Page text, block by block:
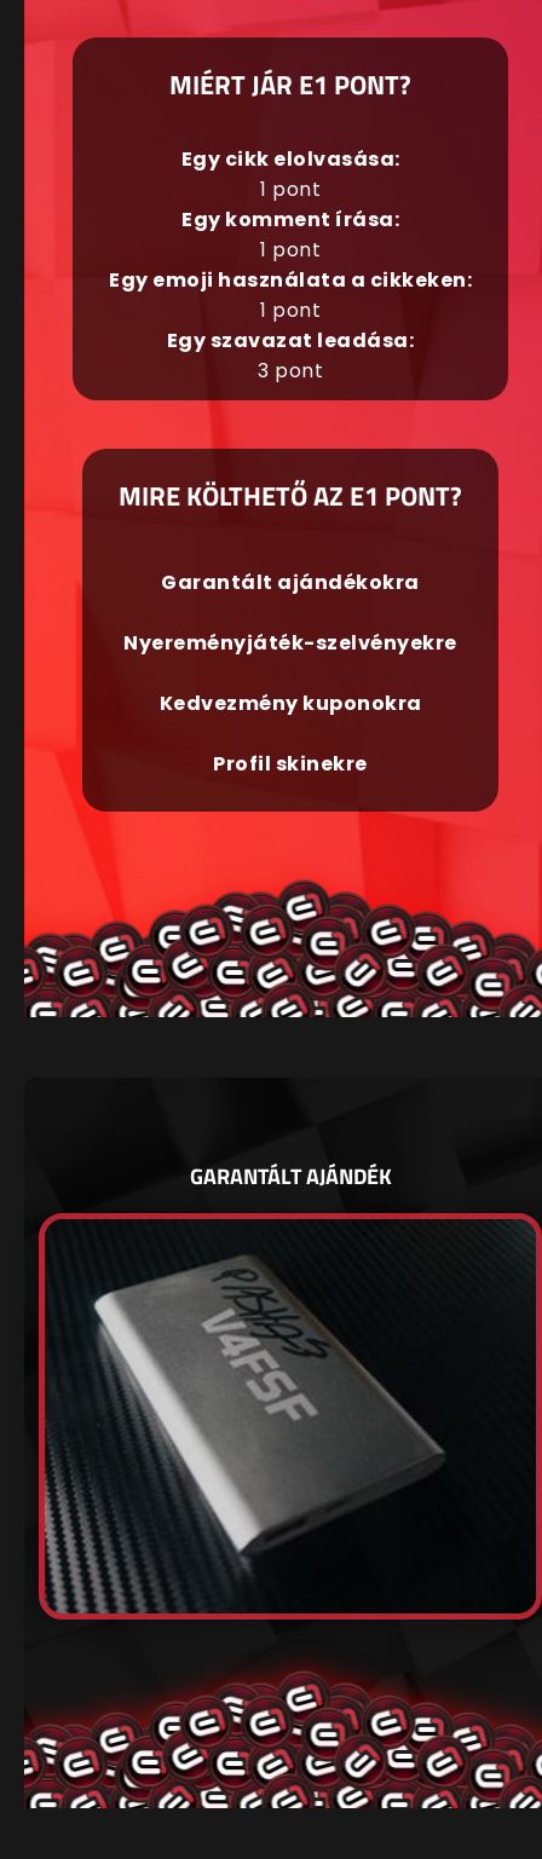
MIÉRT JÁR E1 PONT?
Egy cikk elolvasása:
1 pont
Egy komment írása:
1 pont
Egy emoji használata a cikkeken:
1 pont
Egy szavazat leadása:
3 pont
MIRE KÖLTHETŐ AZ E1 PONT?
Garantált ajándékokra
Nyereményjáték-szelvényekre
Kedvezmény kuponokra
Profil skinekre
GARANTÁLT AJÁNDÉK